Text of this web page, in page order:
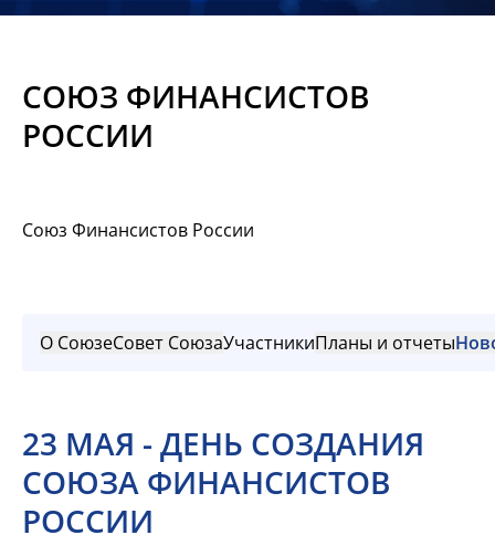
Материалы
СОЮЗ ФИНАНСИСТОВ
РОССИИ
Союз Финансистов России
О СоюзеСовет СоюзаУчастникиПланы и отчеты
23 МАЯ - ДЕНЬ СОЗДАНИЯ
СОЮЗА ФИНАНСИСТОВ
РОССИИ